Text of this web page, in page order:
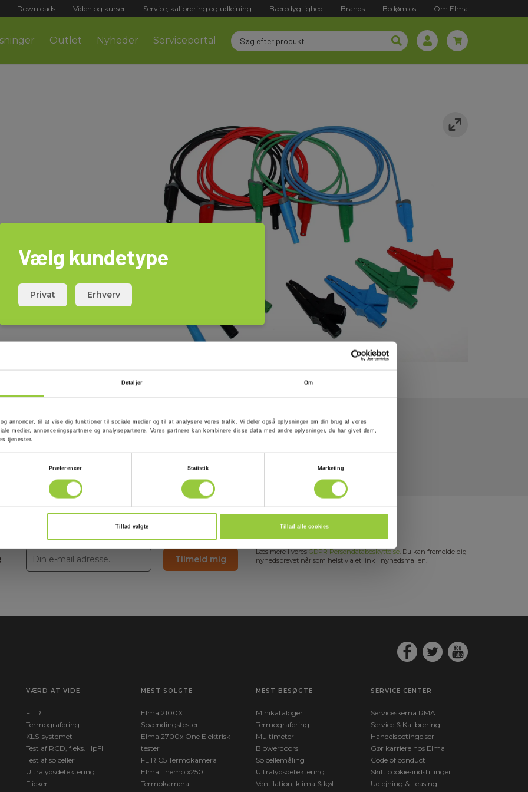
Detaljer Om
annoncer, til at vise dig funktioner til sociale medier og til at analysere vores trafik. Vi deler også oplysninger om din brug af vores
medier, annonceringspartnere og analysepartnere. Vores partnere kan kombinere disse data med andre oplysninger, du har givet dem,
tjenester.
Præferencer Statistik Marketing
Tillad valgte Tillad alle cookies
Downloads Viden og kurser Service, kalibrering og udlejning Bæredygtighed Brands Bedøm os Om Elma
Outlet Nyheder Serviceportal
Tilmeld mig
Læs mere i voresGDPR Persondatabeskyttelse. Du kan fremelde dig
nyhedsbrevet når som helst via et link i nyhedsmailen.
VÆRD AT VIDE
FLIR
Termografering
KLS-systemet
Test af RCD, f.eks. HpFI
Test af solceller
Ultralydsdetektering
Flicker
MEST SOLGTE
Elma 2100X
Spændingstester
Elma 2700x One Elektrisk
tester
FLIR C5 Termokamera
Elma Themo x250
Termokamera
MEST BESØGTE
Minikataloger
Termografering
Multimeter
Blowerdoors
Solcellemåling
Ultralydsdetektering
Ventilation, klima & køl
SERVICE CENTER
Serviceskema RMA
Service & Kalibrering
Handelsbetingelser
Gør karriere hos Elma
Code of conduct
Skift cookie-indstillinger
Udlejning & Leasing
Vælg kundetype
Privat Erhverv